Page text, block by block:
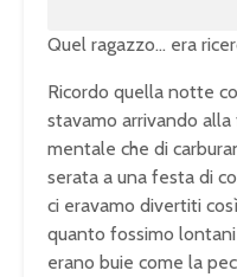
Quel ragazzo… era
Ricordo quella notte
stavamo arrivando
mentale che di
serata a una festa di
ci eravamo divertiti
quanto fossimo
erano buie come la